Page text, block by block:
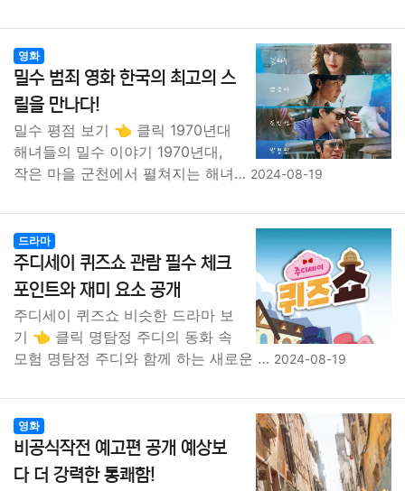
영화
밀수 범죄 영화 한국의 최고의 스
릴을 만나다!
밀수 평점 보기 👈 클릭 1970년대
해녀들의 밀수 이야기 1970년대,
작은 마을 군천에서 펼쳐지는 해녀… 2024-08-19
드라마
주디세이 퀴즈쇼 관람 필수 체크
포인트와 재미 요소 공개
주디세이 퀴즈쇼 비슷한 드라마 보
기 👈 클릭 명탐정 주디의 동화 속
모험 명탐정 주디와 함께 하는 새로운 … 2024-08-19
영화
비공식작전 예고편 공개 예상보
다 더 강력한 통쾌함!